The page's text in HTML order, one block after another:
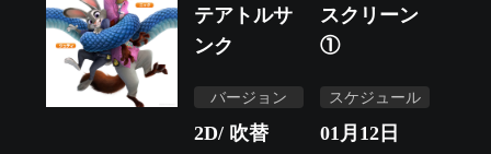
テアトルサ
ンク
スクリーン
①
バージョン
2D/ 吹替
スケジュール
01月12日